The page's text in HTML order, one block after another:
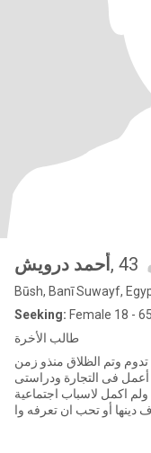
أحمد درويش , 43
Būsh, Banī Suwayf,
Seeking: Female 18 - 65
طالب الأخرة
وتم الظلاق منذو زمن
أعمل فى التجارة ودراستى
اكمل لاسباب اجتماعية
أو تحب ان تعرفه وا